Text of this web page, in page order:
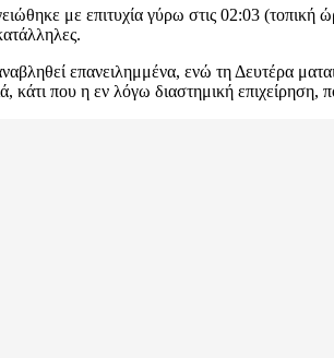
με επιτυχία γύρω στις 02:03
επανειλημμένα, ενώ τη Δευτέρα
κάτι που η εν λόγω διαστημική επιχείρηση,